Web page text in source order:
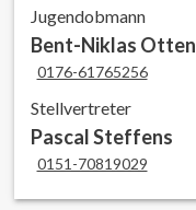
Jugendobmann
Bent-Niklas Otten
0176-61765256
Stellvertreter
Pascal Steffens
0151-70819029